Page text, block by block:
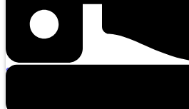
Suivez nous